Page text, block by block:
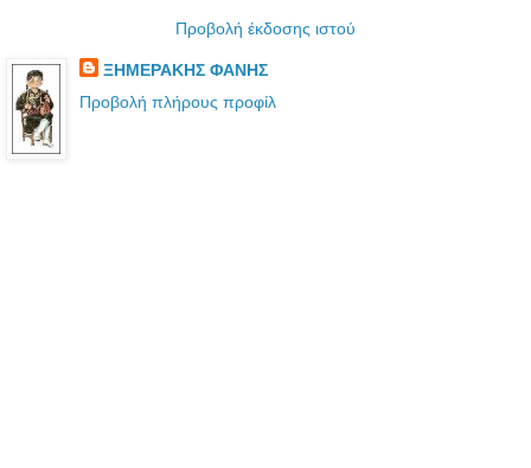
Προβολή έκδοσης ιστού
ΞΗΜΕΡΑΚΗΣ ΦΑΝΗΣ
Προβολή πλήρους προφίλ